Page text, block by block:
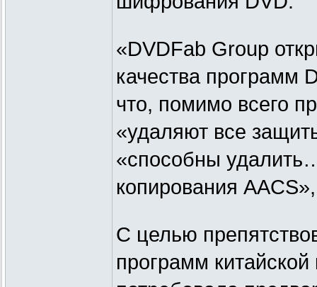
«DVDFab Group
качества программ
что, помимо всего
«удаляют все
«способны
копирования
С целью
программ